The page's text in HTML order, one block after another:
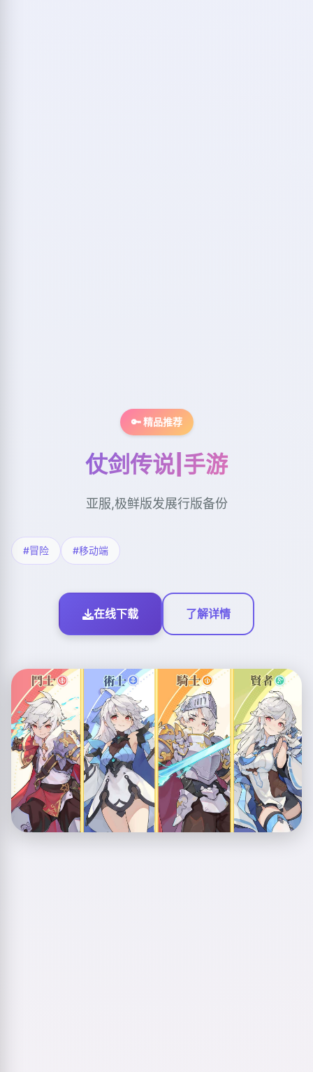
🔑 精品推荐
仗剑传说|手游
亚服,极鲜版发展行版备份
#冒险 #移动端
在线下载 了解详情